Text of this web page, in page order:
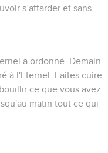
s’attarder et sans
a ordonné. Demain
à l'Eternel. Faites cuire
ce que vous avez
matin tout ce qui